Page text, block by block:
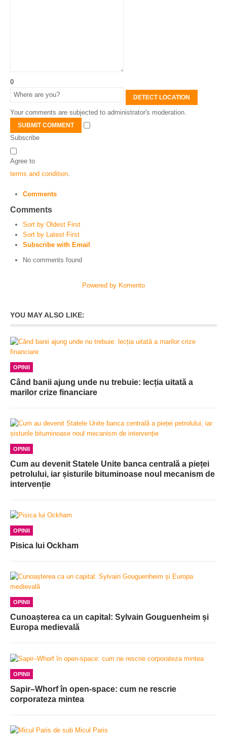
0
DETECT LOCATION
Your comments are subjected to administrator's moderation.
SUBMIT COMMENT
Subscribe
Agree to
terms and condition
Comments
Comments
Sort by Oldest First
Sort by Latest First
Subscribe with Email
No comments found
Powered by Komento
YOU MAY ALSO LIKE:
OPINII
Când banii ajung unde nu trebuie: lecția uitată a
marilor crize financiare
OPINII
Cum au devenit Statele Unite banca centrală a pieței
petrolului, iar șisturile bituminoase noul mecanism de
intervenție
OPINII
Pisica lui Ockham
OPINII
Cunoașterea ca un capital: Sylvain Gouguenheim și
Europa medievală
OPINII
Sapir–Whorf în open-space: cum ne rescrie
corporateza mintea